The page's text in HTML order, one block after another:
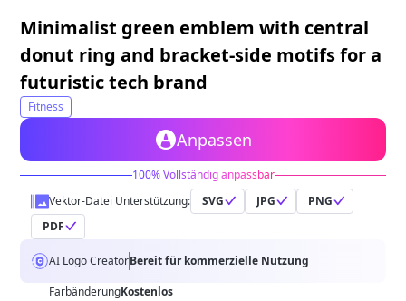
Free-Tools
Minimalist green emblem with central
donut ring and bracket-side motifs for a
futuristic tech brand
Fitness
Anpassen
100% Vollständig anpassbar
Vektor-Datei Unterstützung:
SVG JPG
PNG
PDF
AI Logo CreatorBereit für kommerzielle Nutzung
FarbänderungKostenlos